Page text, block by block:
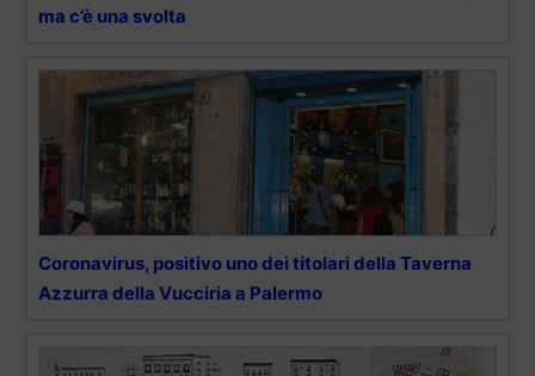
ma c’è una svolta
Coronavirus, positivo uno dei titolari della Taverna
Azzurra della Vucciria a Palermo